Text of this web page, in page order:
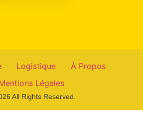
Logistique
À Propos
Légales
All Rights Reserved.